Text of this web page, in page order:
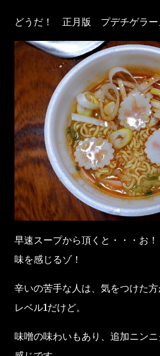
どうだ！ 正月版 プデチゲラー
早速スープから頂くと・・・お
味を感じるゾ！
辛いの苦手な人は、気をつけた
レベル1だけど。
味噌の味わいもあり、追加ニン